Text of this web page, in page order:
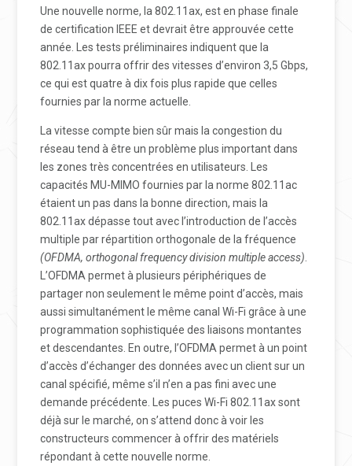
Une nouvelle norme, la 802.11ax, est en phase finale
de certification IEEE et devrait être approuvée cette
année. Les tests préliminaires indiquent que la
802.11ax pourra offrir des vitesses d’environ 3,5 Gbps,
ce qui est quatre à dix fois plus rapide que celles
fournies par la norme actuelle.
La vitesse compte bien sûr mais la congestion du
réseau tend à être un problème plus important dans
les zones très concentrées en utilisateurs. Les
capacités MU-MIMO fournies par la norme 802.11ac
étaient un pas dans la bonne direction, mais la
802.11ax dépasse tout avec l’introduction de l’accès
multiple par répartition orthogonale de la fréquence
(OFDMA, orthogonal frequency division multiple access)
L’OFDMA permet à plusieurs périphériques de
partager non seulement le même point d’accès, mais
aussi simultanément le même canal Wi-Fi grâce à une
programmation sophistiquée des liaisons montantes
et descendantes. En outre, l’OFDMA permet à un point
d’accès d’échanger des données avec un client sur un
canal spécifié, même s’il n’en a pas fini avec une
demande précédente. Les puces Wi-Fi 802.11ax sont
déjà sur le marché, on s’attend donc à voir les
constructeurs commencer à offrir des matériels
répondant à cette nouvelle norme.